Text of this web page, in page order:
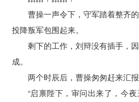
曹操一声令下，守军踏着整齐
投降叛军包围起来。
剩下的工作，刘辩没有插手，
成。
两个时辰后，曹操匆匆赶来汇报
“启禀陛下，审问出来了，今